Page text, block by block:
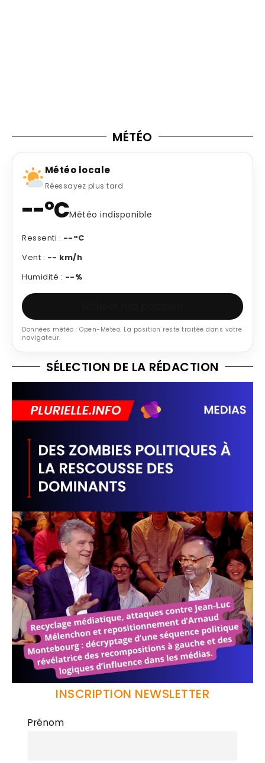
MÉTÉO
Météo locale
Réessayez plus tard
--°CMétéo indisponible
Ressenti : --°C
Vent : -- km/h
Humidité : --%
Données météo : Open-Meteo. La position reste traitée dans votre
navigateur.
SÉLECTION DE LA RÉDACTION
INSCRIPTION NEWSLETTER
Prénom